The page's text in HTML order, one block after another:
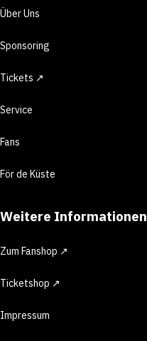
Über Uns
Sponsoring
Tickets ↗
Service
Fans
För de Küste
Weitere Informationen
Zum Fanshop ↗
Ticketshop ↗
Impressum